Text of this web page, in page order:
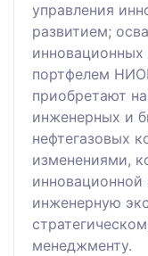
управления
развитием;
инновационных
портфелем
приобретают
инженерных и
нефтегазовых
изменениями,
инновационной
инженерную
менеджменту.